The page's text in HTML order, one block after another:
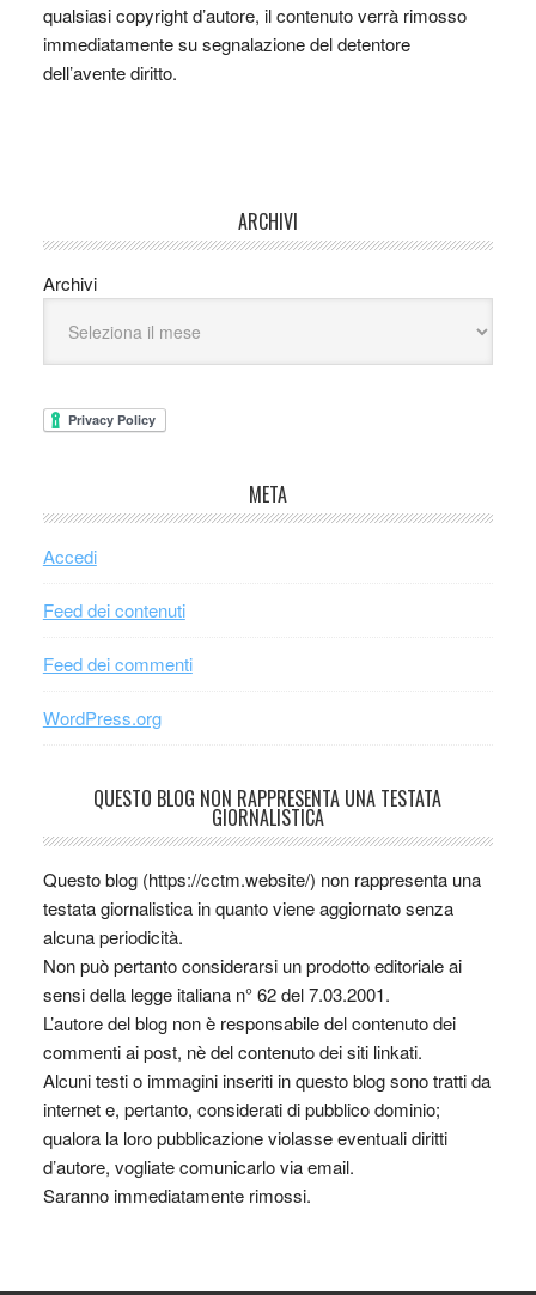
qualsiasi copyright d’autore, il contenuto verrà rimosso
immediatamente su segnalazione del detentore
dell’avente diritto.
ARCHIVI
Archivi
META
Accedi
Feed dei contenuti
Feed dei commenti
WordPress.org
QUESTO BLOG NON RAPPRESENTA UNA TESTATA
GIORNALISTICA
Questo blog (https://cctm.website/) non rappresenta una
testata giornalistica in quanto viene aggiornato senza
alcuna periodicità.
Non può pertanto considerarsi un prodotto editoriale ai
sensi della legge italiana n° 62 del 7.03.2001.
L’autore del blog non è responsabile del contenuto dei
commenti ai post, nè del contenuto dei siti linkati.
Alcuni testi o immagini inseriti in questo blog sono tratti da
internet e, pertanto, considerati di pubblico dominio;
qualora la loro pubblicazione violasse eventuali diritti
d’autore, vogliate comunicarlo via email.
Saranno immediatamente rimossi.